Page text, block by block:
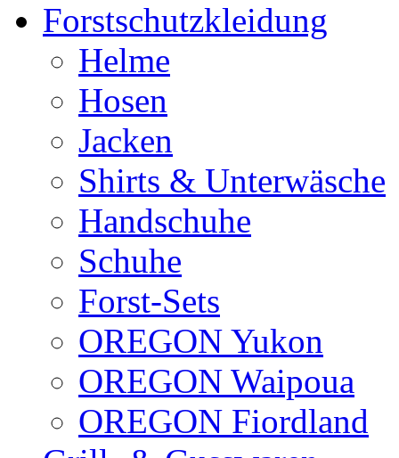
Forstschutzkleidung
Helme
Hosen
Jacken
Shirts & Unterwäsche
Handschuhe
Schuhe
Forst-Sets
OREGON Yukon
OREGON Waipoua
OREGON Fiordland